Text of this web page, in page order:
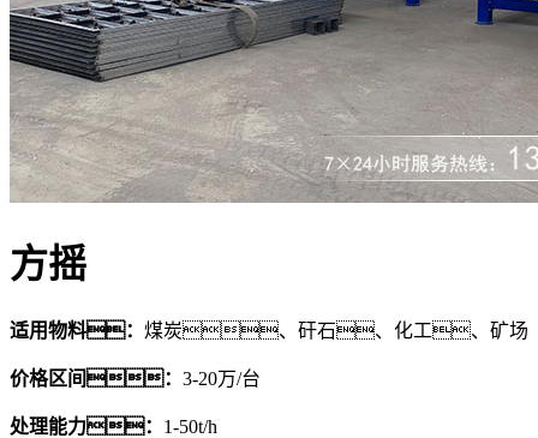
方摇
适用物料： 煤炭、矸石、化工、矿场
价格区间： 3-20万/台
处理能力： 1-50t/h